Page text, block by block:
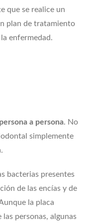
que se realice un
plan de tratamiento
enfermedad.
a persona. No
simplemente
bacterias presentes
de las encías y de
la placa
personas, algunas